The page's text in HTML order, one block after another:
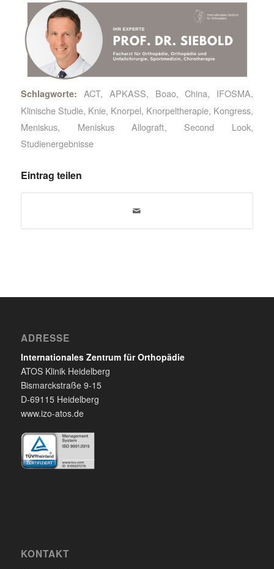
Schlagworte: ACT, APKASS, Boao,China, IFOSMA,
Klinische Studie, Knie, Knorpel, Knorpeltherapie, Kongress,
Meniskus, Meniskus Allograft, Second Look,
Studienergebnisse
Eintrag teilen
ADRESSE
Internationales Zentrum für Orthopädie
ATOS Klinik Heidelberg
Bismarckstraße 9-15
D-69115 Heidelberg
www.izo-atos.de
KONTAKT